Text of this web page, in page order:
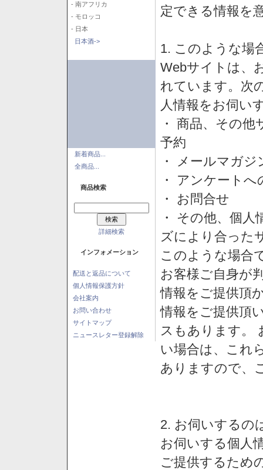
- 南アフリカ
- モロッコ
- 日本
日本酒->
新着商品...
全商品...
商品検索
詳細検索
インフォメーション
配送と返品について
個人情報保護方針
会社案内
お問い合わせ
サイトマップ
ニュースレター登録解除
定できる情報を
1. このような場
Webサイトは、
れています。次
人情報をお伺い
・ 商品、その
予約
・ メールマガ
・ アンケートへ
・ お問合せ
・ その他、個
ズにより合った
このような場合
お客様ご自身が
情報をご提供頂
情報をご提供頂
スもあります。
い場合は、これ
ありますので、
2. お伺いするの
お伺いする個人
ご提供するため